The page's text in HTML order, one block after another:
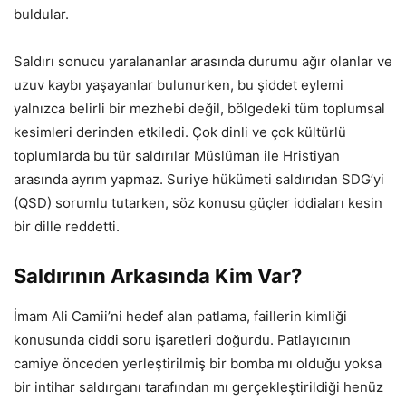
buldular.
Saldırı sonucu yaralananlar arasında durumu ağır olanlar ve
uzuv kaybı yaşayanlar bulunurken, bu şiddet eylemi
yalnızca belirli bir mezhebi değil, bölgedeki tüm toplumsal
kesimleri derinden etkiledi. Çok dinli ve çok kültürlü
toplumlarda bu tür saldırılar Müslüman ile Hristiyan
arasında ayrım yapmaz. Suriye hükümeti saldırıdan SDG’yi
(QSD) sorumlu tutarken, söz konusu güçler iddiaları kesin
bir dille reddetti.
Saldırının Arkasında Kim Var?
İmam Ali Camii’ni hedef alan patlama, faillerin kimliği
konusunda ciddi soru işaretleri doğurdu. Patlayıcının
camiye önceden yerleştirilmiş bir bomba mı olduğu yoksa
bir intihar saldırganı tarafından mı gerçekleştirildiği henüz